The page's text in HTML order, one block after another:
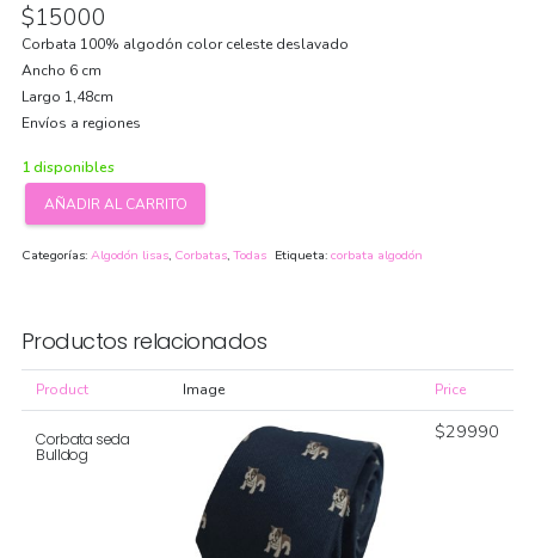
$15000
Corbata 100% algodón color celeste deslavado
Ancho 6 cm
Largo 1,48cm
Envíos a regiones
1 disponibles
Corbata
celeste
AÑADIR AL CARRITO
Categorías: Algodón lisas, Corbatas, Todas Etiqueta: corbata algodón
Productos relacionados
Product Image Price
Corbata seda
Bulldog
$29990